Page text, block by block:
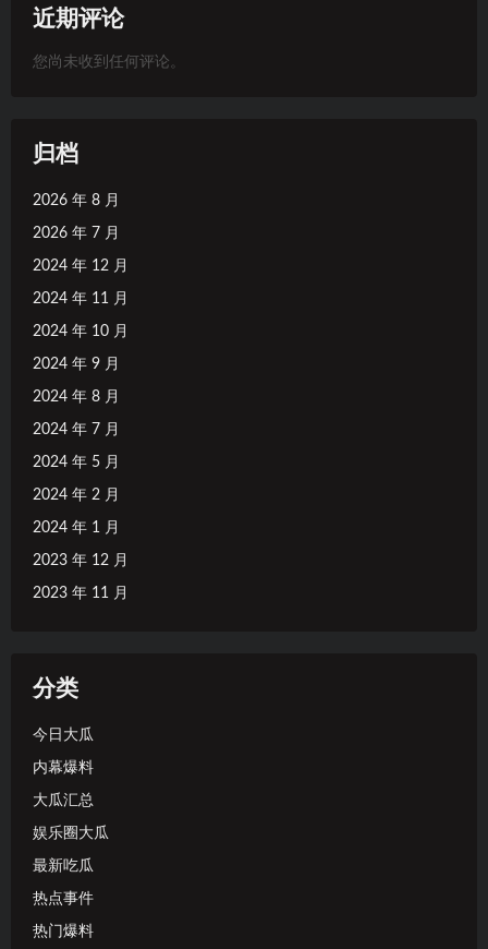
近期评论
您尚未收到任何评论。
归档
2026 年 8 月
2026 年 7 月
2024 年 12 月
2024 年 11 月
2024 年 10 月
2024 年 9 月
2024 年 8 月
2024 年 7 月
2024 年 5 月
2024 年 2 月
2024 年 1 月
2023 年 12 月
2023 年 11 月
分类
今日大瓜
内幕爆料
大瓜汇总
娱乐圈大瓜
最新吃瓜
热点事件
热门爆料